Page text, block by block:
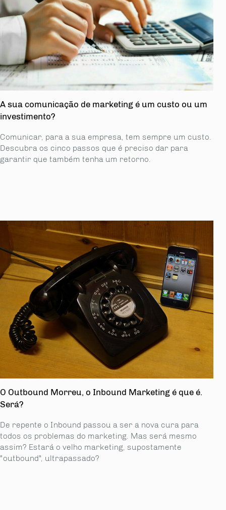
A sua comunicação de marketing é um custo ou um
investimento?
Comunicar, para a sua empresa, tem sempre um custo.
Descubra os cinco passos que é preciso dar para
garantir que também tenha um retorno.
O Outbound Morreu, o Inbound Marketing é que é.
Será?
De repente o Inbound passou a ser a nova cura para
todos os problemas do marketing. Mas será mesmo
assim? Estará o velho marketing, supostamente
"outbound", ultrapassado?